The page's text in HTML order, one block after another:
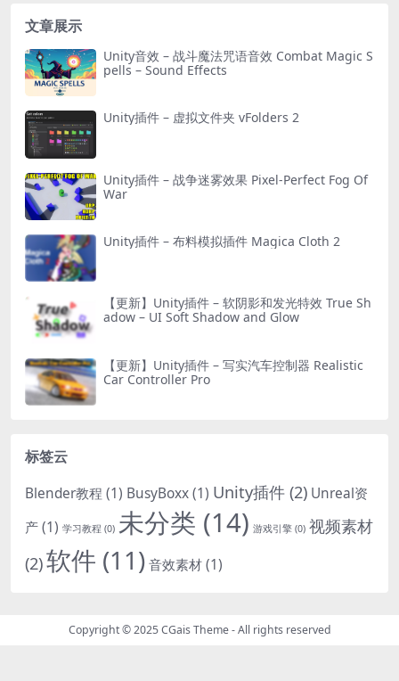
文章展示
Unity音效 – 战斗魔法咒语音效 Combat Magic S
pells – Sound Effects
Unity插件 – 虚拟文件夹 vFolders 2
Unity插件 – 战争迷雾效果 Pixel-Perfect Fog Of
War
Unity插件 – 布料模拟插件 Magica Cloth 2
【更新】Unity插件 – 软阴影和发光特效 True Sh
adow – UI Soft Shadow and Glow
【更新】Unity插件 – 写实汽车控制器 Realistic
Car Controller Pro
标签云
Blender教程 (1) BusyBoxx(1) Unity插件 (2) Unreal资
产(1) 学习教程 (0) 未分类 (14) 游戏引擎 (0) 视频素材
(2)软件 (11)音效素材(1)
Copyright © 2025CGais Theme- All rights reserved